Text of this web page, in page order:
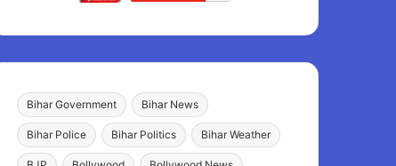
Bihar Government Bihar News
Bihar Police Bihar Politics Bihar Weather